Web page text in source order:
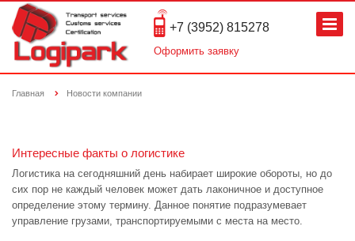
+7 (3952) 815278
Оформить заявку
Главная Новости компании
Интересные факты о логистике
Логистика на сегодняшний день набирает широкие обороты, но до
сих пор не каждый человек может дать лаконичное и доступное
определение этому термину. Данное понятие подразумевает
управление грузами, транспортируемыми с места на место.